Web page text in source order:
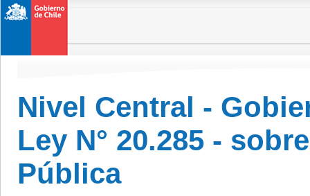
Nivel Central -
Ley N° 20.285 -
Pública